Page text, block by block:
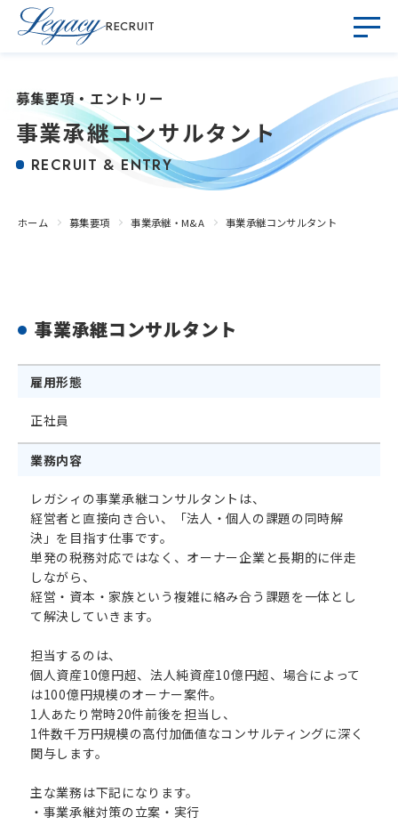
RECRUIT
エントリー
募集要項・エントリー
事業承継コンサルタント
RECRUIT & ENTRY
ホーム 募集要項 事業承継・M&A 事業承継コンサルタント
事業承継コンサルタント
雇用形態
正社員
業務内容
レガシィの事業承継コンサルタントは、
経営者と直接向き合い、「法人・個人の課題の同時解
決」を目指す仕事です。
単発の税務対応ではなく、オーナー企業と長期的に伴走
しながら、
経営・資本・家族という複雑に絡み合う課題を一体とし
て解決していきます。
担当するのは、
個人資産10億円超、法人純資産10億円超、場合によって
は100億円規模のオーナー案件。
1人あたり常時20件前後を担当し、
1件数千万円規模の高付加価値なコンサルティングに深く
関与します。
主な業務は下記になります。
・事業承継対策の立案・実行